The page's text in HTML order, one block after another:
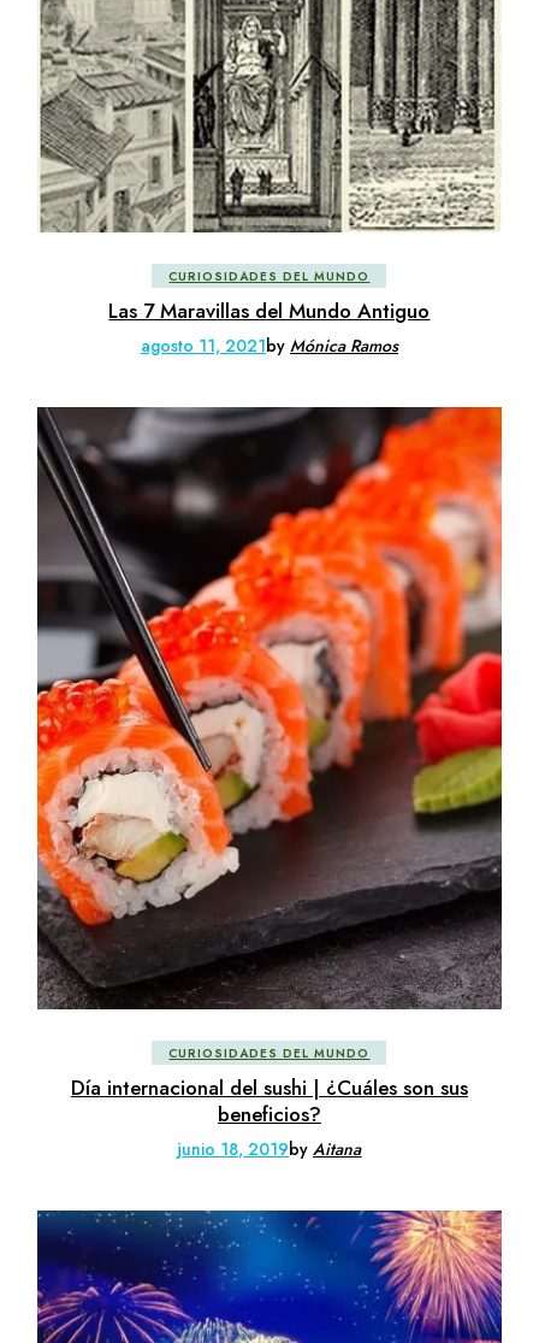
CURIOSIDADES DEL MUNDO
Las 7 Maravillas del Mundo Antiguo
agosto 11, 2021by Mónica Ramos
CURIOSIDADES DEL MUNDO
Día internacional del sushi | ¿Cuáles son sus
beneficios?
junio 18, 2019byAitana